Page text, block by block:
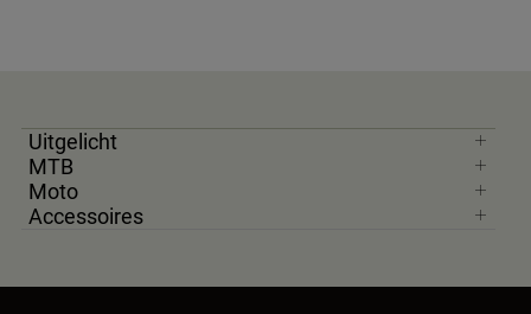
Uitgelicht
MTB
Moto
Accessoires